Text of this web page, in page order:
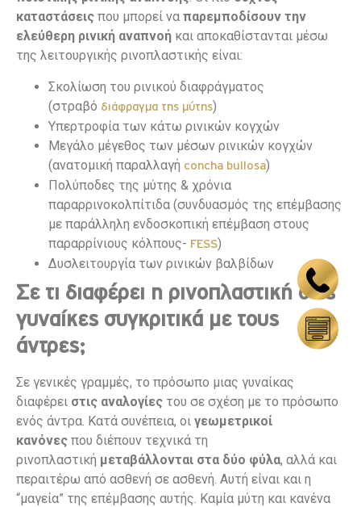
καταστάσεις που μπορεί να παρεμποδίσουν την
ελεύθερη ρινική αναπνοή και αποκαθίστανται μέσω
της λειτουργικής ρινοπλαστικής είναι:
Σκολίωση του ρινικού διαφράγματος
(στραβό διάφραγμα της μύτης)
Υπερτροφία των κάτω ρινικών κογχών
Μεγάλο μέγεθος των μέσων ρινικών κογχών
(ανατομική παραλλαγή concha bullosa)
Πολύποδες της μύτης & χρόνια
παραρρινοκολπίτιδα (συνδυασμός της επέμβασης
με παράλληλη ενδοσκοπική επέμβαση στους
παραρρίνιους κόλπους- FESS)
Δυσλειτουργία των ρινικών βαλβίδων
Σε τι διαφέρει η ρινοπλαστική στις
γυναίκες συγκριτικά με τους
άντρες;
Σε γενικές γραμμές, το πρόσωπο μιας γυναίκας
διαφέρει στις αναλογίες του σε σχέση με το πρόσωπο
ενός άντρα. Κατά συνέπεια, οι γεωμετρικοί
κανόνες που διέπουν τεχνικά τη
ρινοπλαστική μεταβάλλονται στα δύο φύλα, αλλά και
περαιτέρω από ασθενή σε ασθενή. Αυτή είναι και η
“μαγεία” της επέμβασης αυτής. Καμία μύτη και κανένα